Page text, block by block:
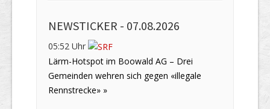
NEWSTICKER - 07.08.2026
05:52 Uhr
Lärm-Hotspot im Boowald AG – Drei
Gemeinden wehren sich gegen «illegale
Rennstrecke» »